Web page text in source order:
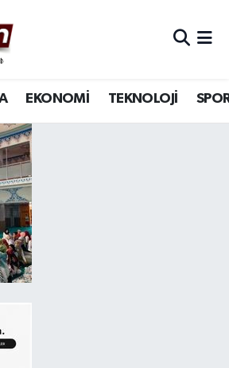
EKONOMİ TEKNOLOJİ
Durumu ve Fikstür